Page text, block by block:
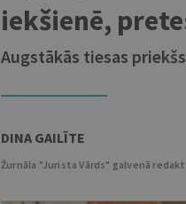
iekšienē,
Augstākās tiesas
DINA GAILĪTE
Žurnāla "Jurista Vārds" galvenā